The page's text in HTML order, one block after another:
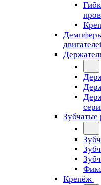
Зубчатые
Крепёж